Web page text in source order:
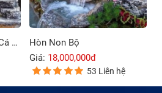
Hòn Non Bộ Mini Nuôi Cá Ngoài Trời
Hòn Non Bộ
Giá: 18,000,000đ
53 Liên hệ